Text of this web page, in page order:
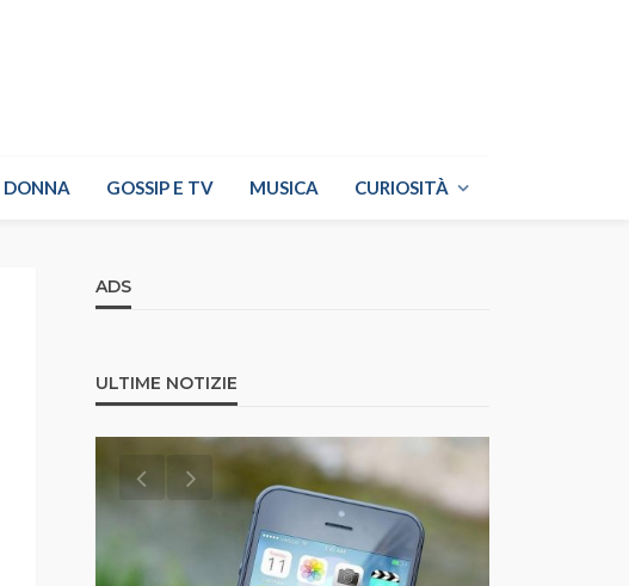
DONNA GOSSIP E TV MUSICA CURIOSITÀ
ADS
ULTIME NOTIZIE